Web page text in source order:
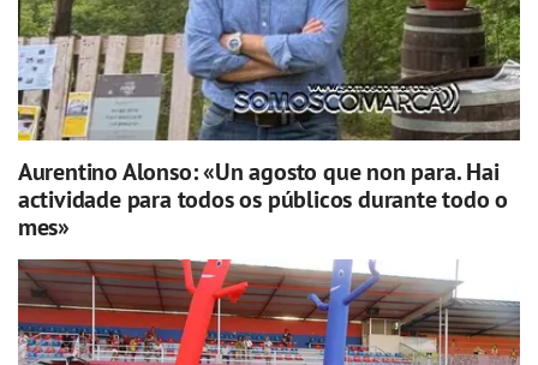
Aurentino Alonso: «Un agosto que non para. Hai
actividade para todos os públicos durante todo o
mes»